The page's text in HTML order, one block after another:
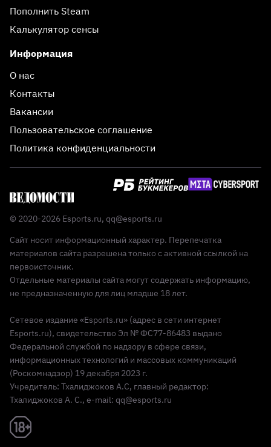
Реклама 18+
Пополнить Steam
Калькулятор сенсы
Информация
О нас
Контакты
Вакансии
Пользовательское соглашение
Политика конфиденциальности
© 2020-2026 Esports.ru, qq@esports.ru
Сайт носит информационный характер. Перепечатка
материалов сайта разрешена только с активной ссылкой на
первоисточник.
Отдельные материалы сайта могут содержать информацию,
не предназначенную для лиц младше 18 лет.
Сетевое издание «Esports.ru» (адрес в сети интернет
Esports.ru), свидетельство Эл № ФС77-86483 выдано
Федеральной службой по надзору в сфере связи,
информационных технологий и массовых коммуникаций
(Роскомнадзор) 19 декабря 2023 г.
Учредитель: Тхалиджоков А.С, главный редактор:
Тхалиджоков А. С., e-mail: qq@esports.ru